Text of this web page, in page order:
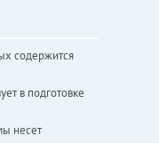
содержится
в подготовке
несет